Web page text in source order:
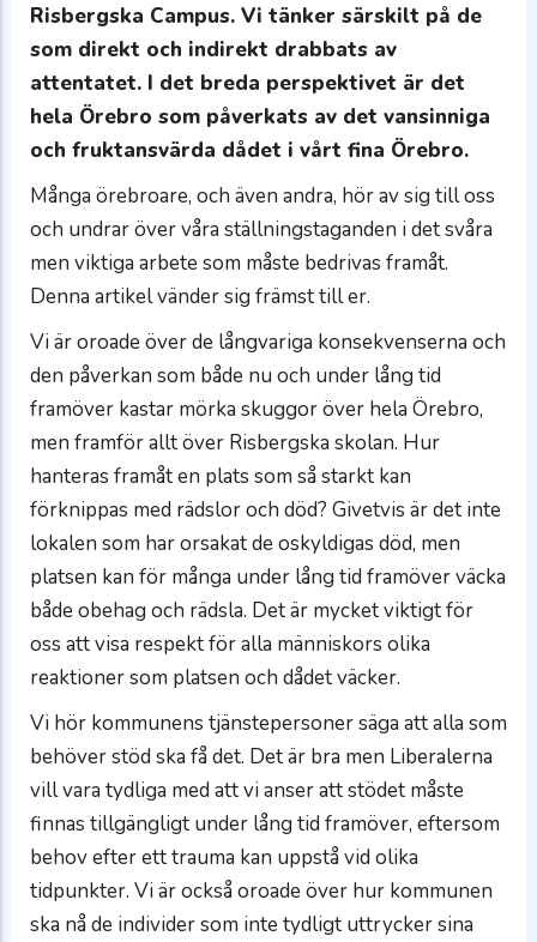
Risbergska Campus. Vi tänker särskilt på de
som direkt och indirekt drabbats av
attentatet. I det breda perspektivet är det
hela Örebro som påverkats av det vansinniga
och fruktansvärda dådet i vårt fina Örebro.
Många örebroare, och även andra, hör av sig till oss
och undrar över våra ställningstaganden i det svåra
men viktiga arbete som måste bedrivas framåt.
Denna artikel vänder sig främst till er.
Vi är oroade över de långvariga konsekvenserna och
den påverkan som både nu och under lång tid
framöver kastar mörka skuggor över hela Örebro,
men framför allt över Risbergska skolan. Hur
hanteras framåt en plats som så starkt kan
förknippas med rädslor och död? Givetvis är det inte
lokalen som har orsakat de oskyldigas död, men
platsen kan för många under lång tid framöver väcka
både obehag och rädsla. Det är mycket viktigt för
oss att visa respekt för alla människors olika
reaktioner som platsen och dådet väcker.
Vi hör kommunens tjänstepersoner säga att alla som
behöver stöd ska få det. Det är bra men Liberalerna
vill vara tydliga med att vi anser att stödet måste
finnas tillgängligt under lång tid framöver, eftersom
behov efter ett trauma kan uppstå vid olika
tidpunkter. Vi är också oroade över hur kommunen
ska nå de individer som inte tydligt uttrycker sina